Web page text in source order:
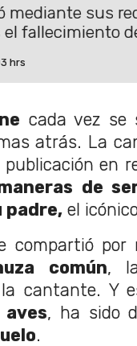
mediante sus
fallecimiento
hrs
cada vez se
atrás. La
en
de
padre, el
compartió
común,
cantante. Y
, ha sido
.